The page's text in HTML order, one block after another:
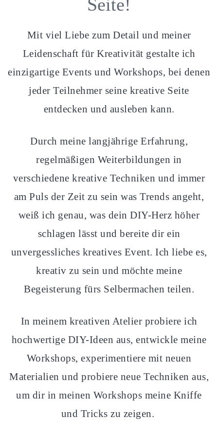
Seite!
Mit viel Liebe zum Detail und meiner
Leidenschaft für Kreativität gestalte ich
einzigartige Events und Workshops, bei denen
jeder Teilnehmer seine kreative Seite
entdecken und ausleben kann.
Durch meine langjährige Erfahrung,
regelmäßigen Weiterbildungen in
verschiedene kreative Techniken und immer
am Puls der Zeit zu sein was Trends angeht,
weiß ich genau, was dein DIY-Herz höher
schlagen lässt und bereite dir ein
unvergessliches kreatives Event. Ich liebe es,
kreativ zu sein und möchte meine
Begeisterung fürs Selbermachen teilen.
In meinem kreativen Atelier probiere ich
hochwertige DIY-Ideen aus, entwickle meine
Workshops, experimentiere mit neuen
Materialien und probiere neue Techniken aus,
um dir in meinen Workshops meine Kniffe
und Tricks zu zeigen.